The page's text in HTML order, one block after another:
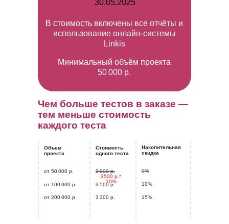
Чем больше тестов в заказе —
тем меньше стоимость
каждого теста
0%
10%
15%
Накопительная
скидка
Объем
проекта
от 50 000 р.
от 100 000 р.
от 200 000 р.
Стоимость
одного теста
10%
3500 р.*
3 900 р.
3 500 р.
3 300 р.
В стоимость включены все отчёты и
использование онлайн-системы
Linkis
30.05.2025
Минимальный объём проекта
50 000 р.